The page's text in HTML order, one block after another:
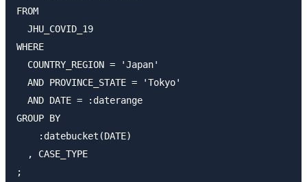
FROM
  JHU_COVID_19
WHERE
  COUNTRY_REGION = 'Japan'
  AND PROVINCE_STATE = 'Tokyo'
  AND DATE = :daterange
GROUP BY
    :datebucket(DATE)
  , CASE_TYPE